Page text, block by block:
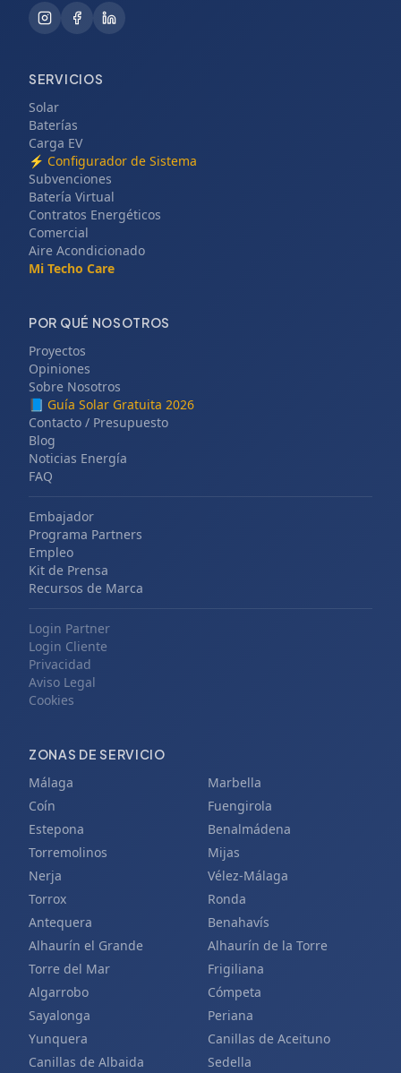
SERVICIOS
Solar
Baterías
Carga EV
⚡ Configurador de Sistema
Subvenciones
Batería Virtual
Contratos Energéticos
Comercial
Aire Acondicionado
Mi Techo Care
POR QUÉ NOSOTROS
Proyectos
Opiniones
Sobre Nosotros
📘 Guía Solar Gratuita 2026
Contacto / Presupuesto
Blog
Noticias Energía
FAQ
Embajador
Programa Partners
Empleo
Kit de Prensa
Recursos de Marca
Login Partner
Login Cliente
Privacidad
Aviso Legal
Cookies
ZONAS DE SERVICIO
Málaga
Marbella
Coín
Fuengirola
Estepona
Benalmádena
Torremolinos
Mijas
Nerja
Vélez-Málaga
Torrox
Ronda
Antequera
Benahavís
Alhaurín el Grande
Alhaurín de la Torre
Torre del Mar
Frigiliana
Algarrobo
Cómpeta
Sayalonga
Periana
Yunquera
Canillas de Aceituno
Canillas de Albaida
Sedella